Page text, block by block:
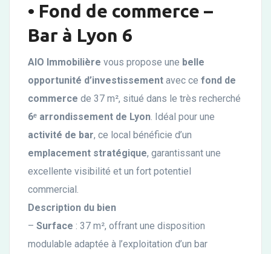
• Fond de commerce –
Bar à Lyon 6
AIO Immobilière vous propose une belle
opportunité d’investissement avec ce fond de
commerce de 37 m², situé dans le très recherché
6ᵉ arrondissement de Lyon. Idéal pour une
activité de bar, ce local bénéficie d’un
emplacement stratégique, garantissant une
excellente visibilité et un fort potentiel
commercial.
Description du bien
– Surface : 37 m², offrant une disposition
modulable adaptée à l’exploitation d’un bar